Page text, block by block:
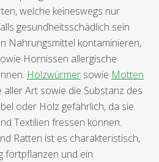
welche keineswegs nur
gesundheitsschädlich sein
Nahrungsmittel kontaminieren,
Hornissen allergische
Holzwürmer sowie Motten
Art sowie die Substanz des
oder Holz gefährlich, da sie
Textilien fressen können.
Ratten ist es charakteristisch,
fortpflanzen und ein